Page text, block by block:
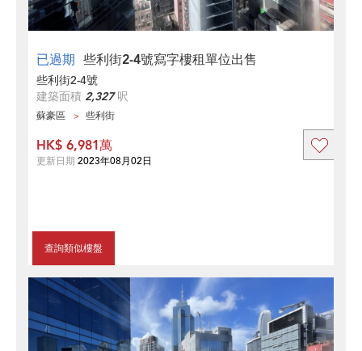
已過期 些利街2-4號寫字樓租單位出售
些利街2-4號
建築面積 2,327呎
蘇豪區 些利街
查詢類似樓盤
HK$ 6,981萬
更新日期 2023年08月02日